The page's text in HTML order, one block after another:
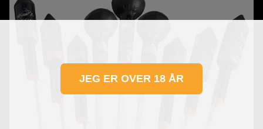
JEG ER OVER 18 ÅR